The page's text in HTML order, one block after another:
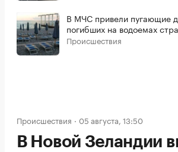
В МЧС привели пугающие
погибших на водоемах
Происшествия
Происшествия 05 августа, 13:50
В Новой Зеландии